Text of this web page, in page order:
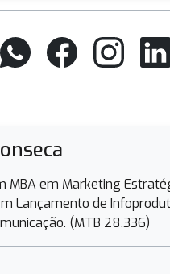
MBA em Marketing
Lançamento de
(MTB 28.336)